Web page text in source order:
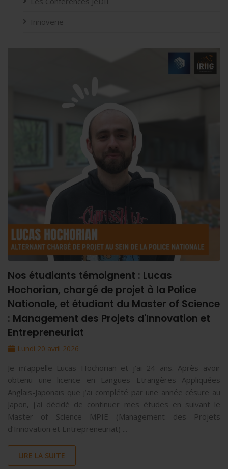
Innoverie
Nos étudiants témoignent : Lucas
Hochorian, chargé de projet à la Police
Nationale, et étudiant du Master of Science
: Management des Projets d'Innovation et
Entrepreneuriat
Lundi 20 avril 2026
Je m’appelle Lucas Hochorian et j’ai 24 ans. Après avoir
obtenu une licence en Langues Etrangères Appliquées
Anglais-Japonais que j’ai complété par une année césure au
Japon, j'ai décidé de continuer mes études en suivant le
Master of Science MPIE (Management des Projets
d’Innovation et Entrepreneuriat) ...
LIRE LA SUITE